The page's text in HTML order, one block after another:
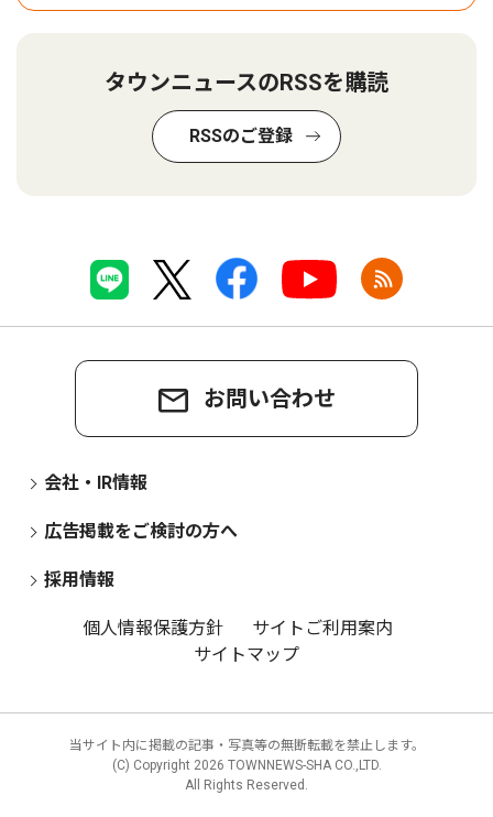
タウンニュースのRSSを購読
RSSのご登録
お問い合わせ
会社・IR情報
広告掲載をご検討の方へ
採用情報
個人情報保護方針
サイトご利用案内
サイトマップ
当サイト内に掲載の記事・写真等の無断転載を禁止します。
(C) Copyright 2026 TOWNNEWS-SHA CO.,LTD.
All Rights Reserved.